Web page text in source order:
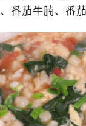
番茄牛腩、番